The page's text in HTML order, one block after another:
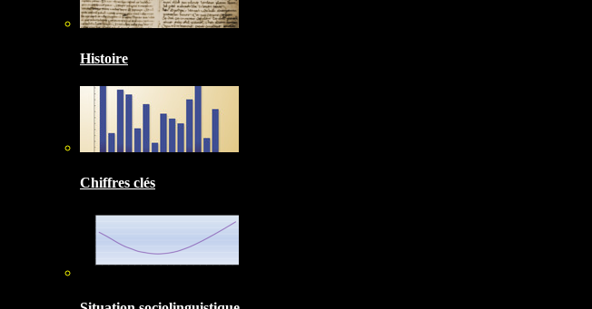
Histoire
Chiffres clés